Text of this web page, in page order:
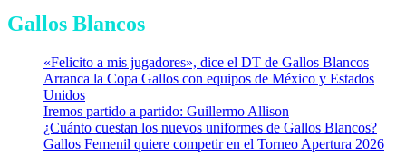
Gallos Blancos
«Felicito a mis jugadores», dice el DT de Gallos Blancos
Arranca la Copa Gallos con equipos de México y Estados
Unidos
Iremos partido a partido: Guillermo Allison
¿Cuánto cuestan los nuevos uniformes de Gallos Blancos?
Gallos Femenil quiere competir en el Torneo Apertura 2026